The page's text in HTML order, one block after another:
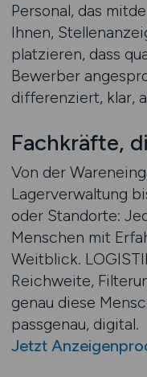
Personal, das
Ihnen,
platzieren, dass
Bewerber
differenziert, klar,
Fachkräfte,
Von der
Lagerverwaltung
oder Standorte:
Menschen mit
Weitblick.
Reichweite,
genau diese
passgenau, digital.
Jetzt